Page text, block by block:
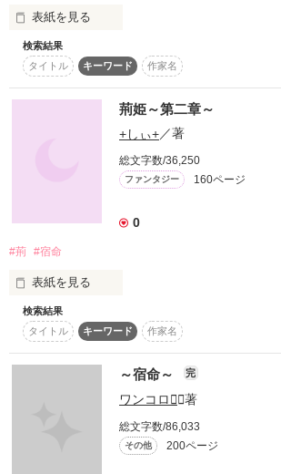
悲しみを宿す宗一郎の瞳に
微かな恋心を抱いていく桃香は………
樋口家：長女　樋口桃香　２０歳
辻本家：長男　神の子　辻本宗一郎
表紙を見る
もう一度会えたら…。
『好きよ。
愛してるわ』
少し下を向くその姿が可愛くて…。
そっと手を伸ばした…。
『愛しています…。
とうさま。
決して悲しまないで…。
独りではないから。
愛する人達が側にいる。
愛してくれる人達がいる。
寂しくないわ…。
愛してくれて…。
ずっと想っていますから。
検索結果
タイトル
キーワード 作家名
荊姫～第二章～
+しぃ+／著
総文字数/36,250
ファンタジー 160ページ
0
#荊 #宿命
表紙を見る
荊姫～第一章～の続き!!
今度は新たな事実が発覚!!
ユキ達の運命はいかに・・・
＊＊＊＊＊＊＊＊＊＊＊＊＊＊＊＊
やっとできた第二章
検索結果
タイトル
キーワード 作家名
～宿命～ 完
ワンコロ／著
総文字数/86,033
その他 200ページ